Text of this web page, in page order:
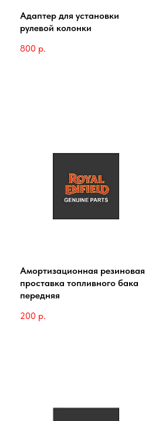
Адаптер для установки
рулевой колонки
800 р.
Амортизационная резиновая
проставка топливного бака
передняя
200 р.